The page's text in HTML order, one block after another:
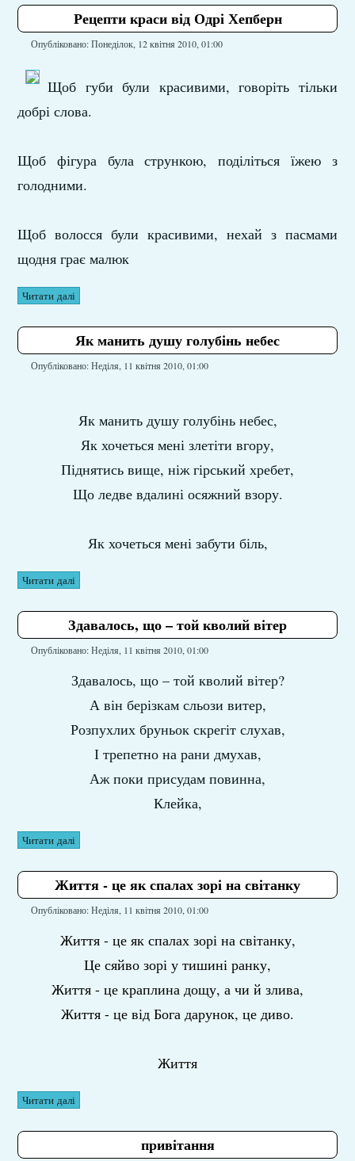
Рецепти краси від Одрі Хепберн
Опубліковано: Понеділок, 12 квітня 2010, 01:00
Щоб губи були красивими, говоріть тільки
добрі слова.
Щоб фігура була стрункою, поділіться їжею з
голодними.
Щоб волосся були красивими, нехай з пасмами
щодня грає малюк
Читати далі
Як манить душу голубінь небес
Опубліковано: Неділя, 11 квітня 2010, 01:00
Як манить душу голубінь небес,
Як хочеться мені злетіти вгору,
Піднятись вище, ніж гірський хребет,
Що ледве вдалині осяжний взору.
Як хочеться мені забути біль,
Читати далі
Здавалось, що – той кволий вітер
Опубліковано: Неділя, 11 квітня 2010, 01:00
Здавалось, що – той кволий вітер?
А він берізкам сльози витер,
Розпухлих бруньок скрегіт слухав,
І трепетно на рани дмухав,
Аж поки присудам повинна,
Клейка,
Читати далі
Життя - це як спалах зорі на світанку
Опубліковано: Неділя, 11 квітня 2010, 01:00
Життя - це як спалах зорі на світанку,
Це сяйво зорі у тишині ранку,
Життя - це краплина дощу, а чи й злива,
Життя - це від Бога дарунок, це диво.
Життя
Читати далі
привітання